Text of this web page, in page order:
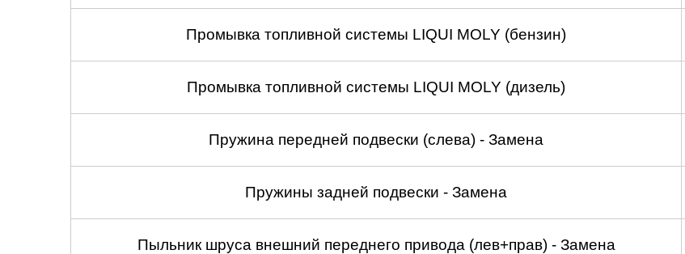
Промывка топливной системы LIQUI MOLY (бензин)
Промывка топливной системы LIQUI MOLY (дизель)
Пружина передней подвески (слева) - Замена
Пружины задней подвески - Замена
Пыльник шруса внешний переднего привода (лев+прав) - Замена